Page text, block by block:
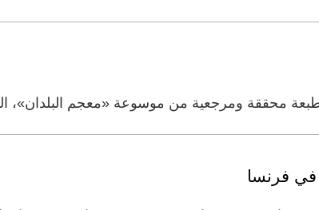
طبعة محققة ومرجعية من موسوعة «معجم البلدان»،
فرنسا